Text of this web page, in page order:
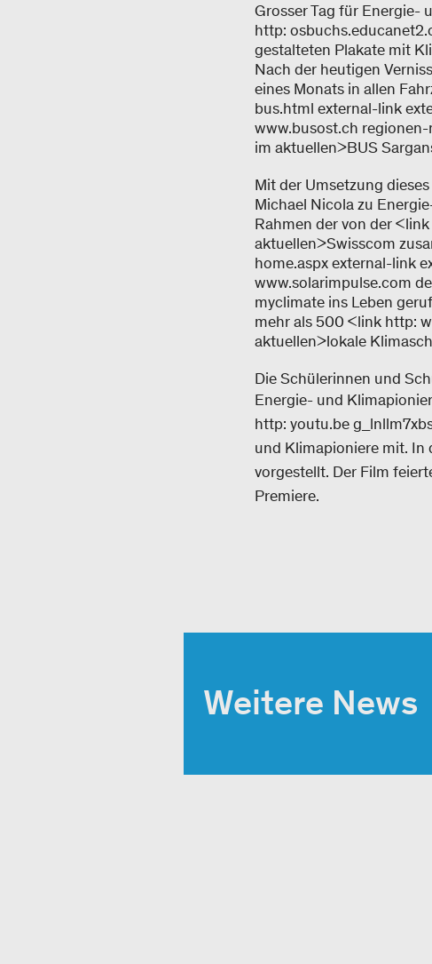
Grosser Tag für Energie-
http:
gestalteten Plakate mit
Nach der heutigen
eines Monats in allen
bus.html external-link
www.busost.ch
im aktuellen>BUS
Mit der Umsetzung
Michael Nicola zu
Rahmen der von der
aktuellen>Swisscom
home.aspx external-link
www.solarimpulse.com
myclimate ins Leben
mehr als 500 <link http:
aktuellen>lokale
Die Schülerinnen und
Energie- und
http: youtu.be
und Klimapioniere mit. In
vorgestellt. Der Film
Premiere.
Weitere News